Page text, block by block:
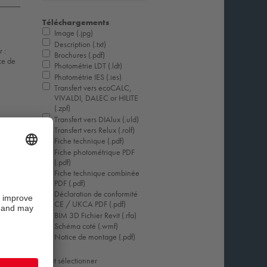
Téléchargements
Image (.jpg)
Description (.txt)
Brochures (.pdf)
Photométrie LDT (.ldt)
Photométrie IES (.ies)
Transfert vers ecoCALC,
VIVALDI, DALEC or HILITE
(.zpf)
Transfert vers DIAlux (.uld)
Transfert vers Relux (.rolf)
Fiche technique (.pdf)
Fiche photométrique PDF
(.pdf)
Fiche technique combinée
PDF (.pdf)
Déclaration de conformité
CE / UKCA PDF (.pdf)
BIM 3D Fichier Revit (.rfa)
Schéma coté (.wmf)
Notice de montage (.pdf)
Tout sélectionner
:
de